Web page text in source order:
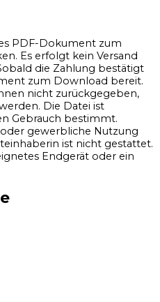
PDF-Dokument zum
Es erfolgt kein Versand
die Zahlung bestätigt
zum Download bereit.
nicht zurückgegeben,
Die Datei ist
Gebrauch bestimmt.
gewerbliche Nutzung
ist nicht gestattet.
Endgerät oder ein